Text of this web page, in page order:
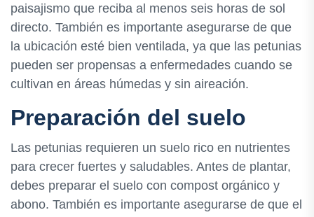
paisajismo que reciba al menos seis horas de sol
directo. También es importante asegurarse de que
la ubicación esté bien ventilada, ya que las petunias
pueden ser propensas a enfermedades cuando se
cultivan en áreas húmedas y sin aireación.
Preparación del suelo
Las petunias requieren un suelo rico en nutrientes
para crecer fuertes y saludables. Antes de plantar,
debes preparar el suelo con compost orgánico y
abono. También es importante asegurarse de que el